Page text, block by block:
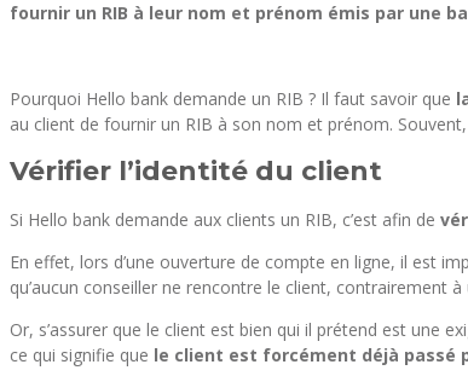
fournir un RIB à leur nom et prénom émis par une
Pourquoi Hello bank demande un RIB ? Il faut savoir que
au client de fournir un RIB à son nom et prénom.
Vérifier l’identité du client
Si Hello bank demande aux clients un RIB, c’est afin de
En effet, lors d’une ouverture de compte en ligne, il est
qu’aucun conseiller ne rencontre le client, contrairement
Or, s’assurer que le client est bien qui il prétend est une
ce qui signifie que le client est forcément déjà passé